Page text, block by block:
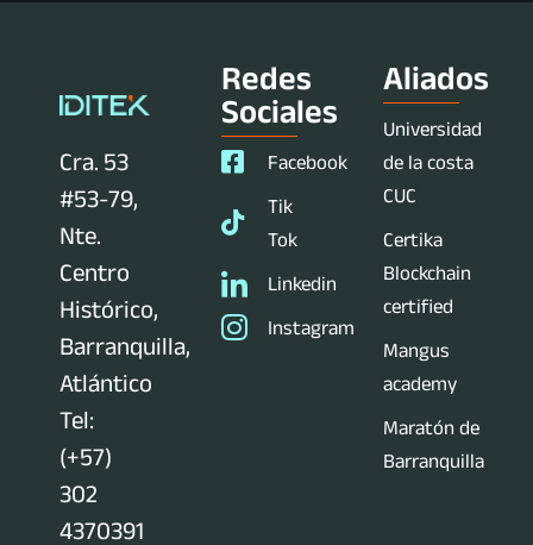
Cra. 53
#53-79,
Nte.
Centro
Histórico,
Barranquilla,
Atlántico
Tel:
(+57)
302
4370391
Redes
Sociales
Facebook
Tik
Tok
Linkedin
Instagram
Aliados
Universidad
de la costa
CUC
Certika
Blockchain
certified
Mangus
academy
Maratón de
Barranquilla